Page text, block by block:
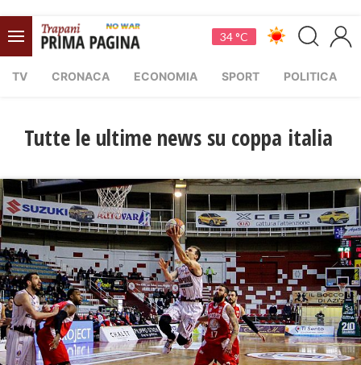
34 °C
TV CRONACA ECONOMIA SPORT POLITICA
Tutte le ultime news su coppa italia